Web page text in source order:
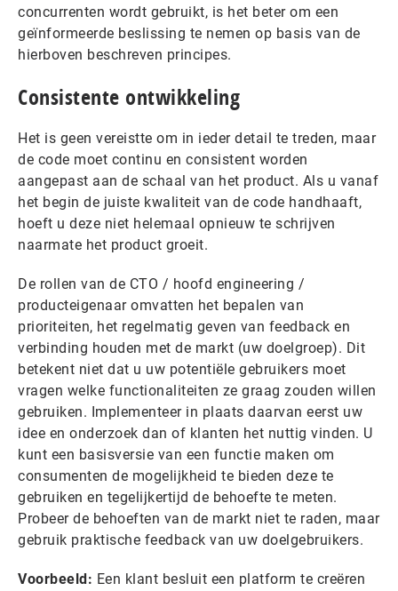
concurrenten wordt gebruikt, is het beter om een
geïnformeerde beslissing te nemen op basis van de
hierboven beschreven principes.
Consistente ontwikkeling
Het is geen vereistte om in ieder detail te treden, maar
de code moet continu en consistent worden
aangepast aan de schaal van het product. Als u vanaf
het begin de juiste kwaliteit van de code handhaaft,
hoeft u deze niet helemaal opnieuw te schrijven
naarmate het product groeit.
De rollen van de CTO / hoofd engineering /
producteigenaar omvatten het bepalen van
prioriteiten, het regelmatig geven van feedback en
verbinding houden met de markt (uw doelgroep). Dit
betekent niet dat u uw potentiële gebruikers moet
vragen welke functionaliteiten ze graag zouden willen
gebruiken. Implementeer in plaats daarvan eerst uw
idee en onderzoek dan of klanten het nuttig vinden. U
kunt een basisversie van een functie maken om
consumenten de mogelijkheid te bieden deze te
gebruiken en tegelijkertijd de behoefte te meten.
Probeer de behoeften van de markt niet te raden, maar
gebruik praktische feedback van uw doelgebruikers.
Voorbeeld: Een klant besluit een platform te creëren